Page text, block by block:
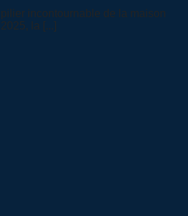
pilier incontournable de la maison
la [...]